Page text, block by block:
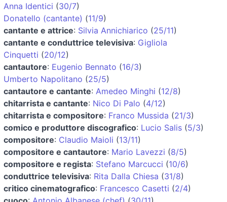
Anna Identici (30/7)
Donatello (cantante) (11/9)
cantante e attrice: Silvia Annichiarico (25/11)
cantante e conduttrice televisiva: Gigliola
Cinquetti (20/12)
cantautore: Eugenio Bennato (16/3)
Umberto Napolitano (25/5)
cantautore e cantante: Amedeo Minghi (12/8)
chitarrista e cantante: Nico Di Palo (4/12)
chitarrista e compositore: Franco Mussida (21/3)
comico e produttore discografico: Lucio Salis (5/3)
compositore: Claudio Maioli (13/11)
compositore e cantautore: Mario Lavezzi (8/5)
compositore e regista: Stefano Marcucci (10/6)
conduttrice televisiva: Rita Dalla Chiesa (31/8)
critico cinematografico: Francesco Casetti (2/4)